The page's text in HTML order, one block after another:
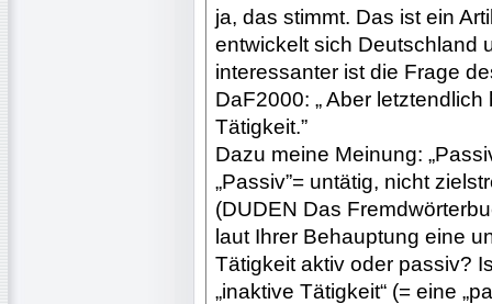
ja, das stimmt. Das ist ein
entwickelt sich Deutschland
interessanter ist die Frage
DaF2000: „ Aber
Tätigkeit.”
Dazu meine Meinung:
„Passiv”= untätig, nicht
(DUDEN Das
laut Ihrer Behauptung eine
Tätigkeit aktiv oder passiv?
„inaktive Tätigkeit“ (= eine